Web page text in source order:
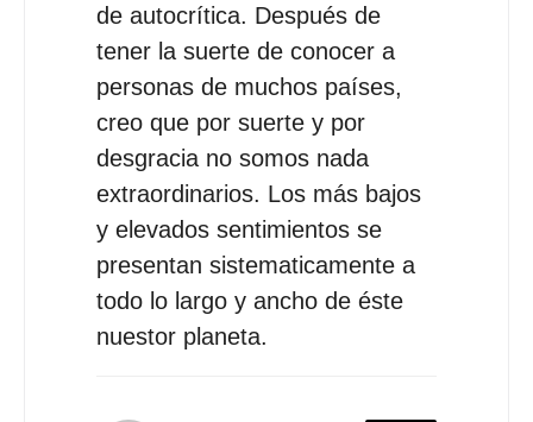
de autocrítica. Después de
tener la suerte de conocer a
personas de muchos países,
creo que por suerte y por
desgracia no somos nada
extraordinarios. Los más bajos
y elevados sentimientos se
presentan sistematicamente a
todo lo largo y ancho de éste
nuestor planeta.